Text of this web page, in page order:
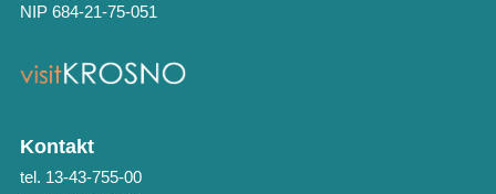
NIP 684-21-75-051
Kontakt
tel. 13-43-755-00